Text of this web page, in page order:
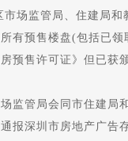
场监管局、住建局和
有预售楼盘(包括已领
预售许可证》但已获
管局会同市住建局
报深圳市房地产广告